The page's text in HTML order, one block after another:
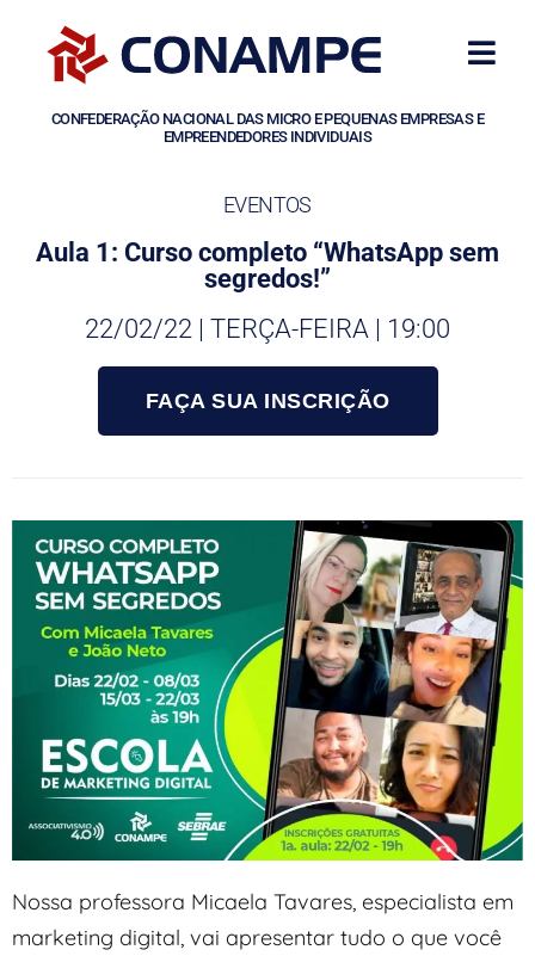
CONFEDERAÇÃO NACIONAL DAS MICRO E PEQUENAS EMPRESAS E
EMPREENDEDORES INDIVIDUAIS
EVENTOS
Aula 1: Curso completo “WhatsApp sem
segredos!”
22/02/22 | TERÇA-FEIRA | 19:00
FAÇA SUA INSCRIÇÃO
Nossa professora Micaela Tavares, especialista em
marketing digital, vai apresentar tudo o que você